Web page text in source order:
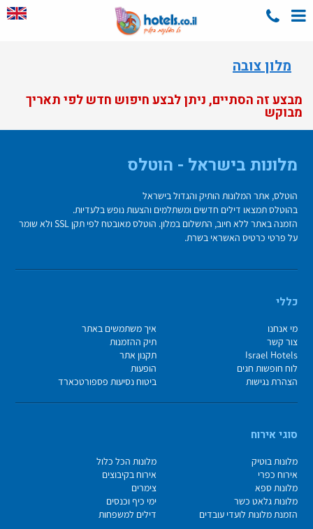
מלון צובה
מבצע זה הסתיים, ניתן לבצע חיפוש חדש לפי תאריך
מבוקש
מלונות בישראל - הוטלס
הוטלס, אתר המלונות הותיק והגדול בישראל
בהוטלס תמצאו דילים חדשים ומשתלמים והצעות נופש בלעדיות.
הזמנה באתר ללא חיוב, התשלום במלון. הוטלס מאובטח לפי תקן SSL ולא שומר
על פרטי כרטיס האשראי בשרת.
כללי
מי אנחנו
איך משתמשים באתר
צור קשר
תיק ההזמנות
Israel Hotels
תקנון אתר
לוח חופשות חגים
הופעות
הצהרת נגישות
ביטוח נסיעות פספורטכארד
סוגי אירוח
מלונות בוטיק
מלונות הכל כלול
אירוח כפרי
אירוח בקיבוצים
מלונות ספא
צימרים
מלונות גלאט כשר
ימי כיף וכנסים
הזמנת מלונות לועדי עובדים
דילים למשפחות